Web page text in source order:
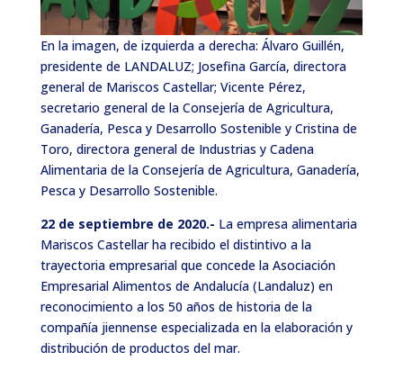
En la imagen, de izquierda a derecha: Álvaro Guillén,
presidente de LANDALUZ; Josefina García, directora
general de Mariscos Castellar; Vicente Pérez,
secretario general de la Consejería de Agricultura,
Ganadería, Pesca y Desarrollo Sostenible y Cristina de
Toro, directora general de Industrias y Cadena
Alimentaria de la Consejería de Agricultura, Ganadería,
Pesca y Desarrollo Sostenible.
22 de septiembre de 2020.- La empresa alimentaria
Mariscos Castellar ha recibido el distintivo a la
trayectoria empresarial que concede la Asociación
Empresarial Alimentos de Andalucía (Landaluz) en
reconocimiento a los 50 años de historia de la
compañía jiennense especializada en la elaboración y
distribución de productos del mar.